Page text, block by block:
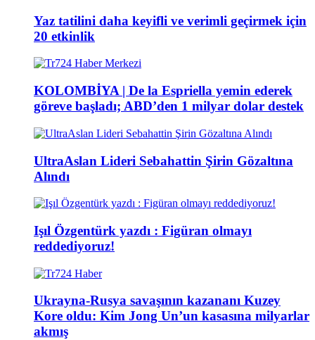
Yaz tatilini daha keyifli ve verimli geçirmek için
20 etkinlik
KOLOMBİYA | De la Espriella yemin ederek
göreve başladı; ABD’den 1 milyar dolar destek
UltraAslan Lideri Sebahattin Şirin Gözaltına
Alındı
Işıl Özgentürk yazdı : Figüran olmayı
reddediyoruz!
Ukrayna-Rusya savaşının kazananı Kuzey
Kore oldu: Kim Jong Un’un kasasına milyarlar
akmış